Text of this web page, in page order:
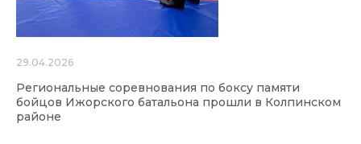
29.04.2026
Региональные соревнования по боксу памяти
бойцов Ижорского батальона прошли в Колпинском
районе